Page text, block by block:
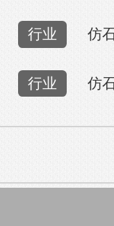
行业 仿
行业 仿